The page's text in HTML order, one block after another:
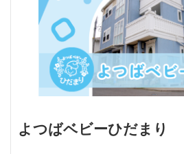
よつばベビーひだまり